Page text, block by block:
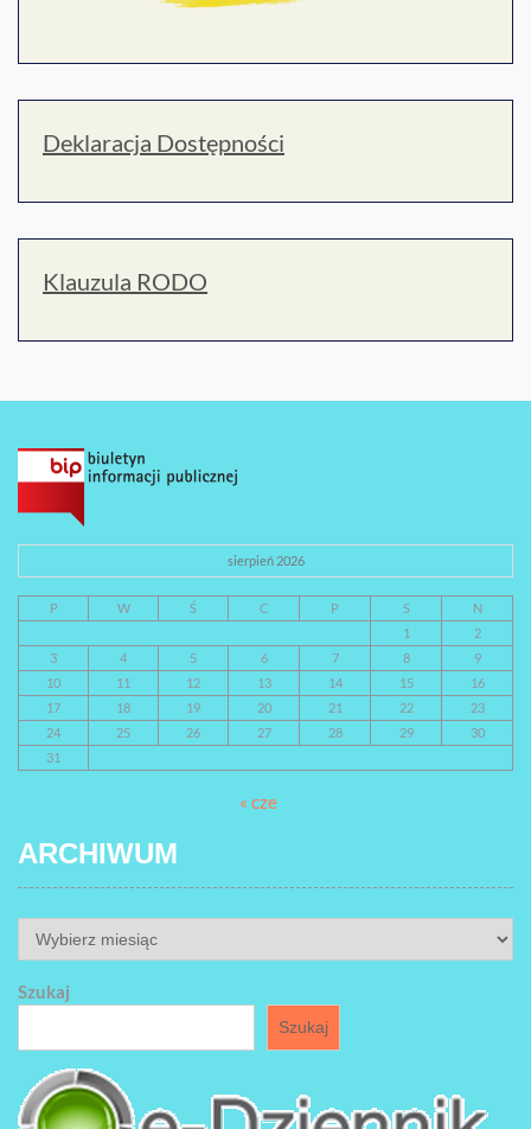
Deklaracja Dostępności
Klauzula RODO
sierpień 2026
P W Ś C P S
N
1
2
3
4 5 6 7 8
9
10
11 12 13 14 15
16
17
18 19 20 21 22
23
24
25 26 27 28 29
30
31
« cze
ARCHIWUM
ARCHIWUM
Szukaj
Szukaj